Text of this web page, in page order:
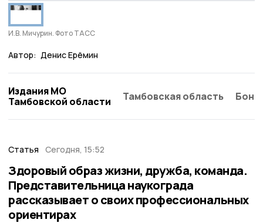
И.В. Мичурин. Фото ТАСС
Автор: Денис Ерёмин
Издания МО
Тамбовской области
Тамбовская область
Статья Сегодня, 15:52
Здоровый образ жизни, дружба, команда.
Представительница наукограда
рассказывает о своих профессиональных
ориентирах